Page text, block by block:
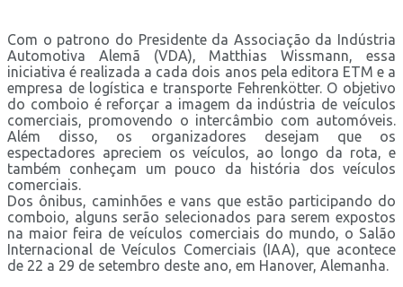
Com o patrono do Presidente da Associação da Indústria
Automotiva Alemã (VDA), Matthias Wissmann, essa
iniciativa é realizada a cada dois anos pela editora ETM e a
empresa de logística e transporte Fehrenkötter. O objetivo
do comboio é reforçar a imagem da indústria de veículos
comerciais, promovendo o intercâmbio com automóveis.
Além disso, os organizadores desejam que os
espectadores apreciem os veículos, ao longo da rota, e
também conheçam um pouco da história dos veículos
comerciais.
Dos ônibus, caminhões e vans que estão participando do
comboio, alguns serão selecionados para serem expostos
na maior feira de veículos comerciais do mundo, o Salão
Internacional de Veículos Comerciais (IAA), que acontece
de 22 a 29 de setembro deste ano, em Hanover, Alemanha.